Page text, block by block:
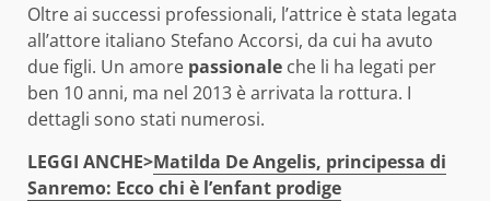
Oltre ai successi professionali, l’attrice è stata legata
all’attore italiano Stefano Accorsi, da cui ha avuto
due figli. Un amore passionale che li ha legati per
ben 10 anni, ma nel 2013 è arrivata la rottura. I
dettagli sono stati numerosi.
LEGGI ANCHE>Matilda De Angelis, principessa di
Sanremo: Ecco chi è l’enfant prodige